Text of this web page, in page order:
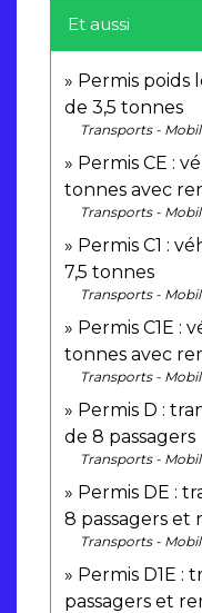
Et aussi
Permis poids
de 3,5 tonnes
Transports -
Permis CE :
tonnes avec
Transports -
Permis C1 :
7,5 tonnes
Transports -
Permis C1E :
tonnes avec
Transports -
Permis D :
de 8 passagers
Transports -
Permis DE :
8 passagers et
Transports -
Permis D1E :
passagers et